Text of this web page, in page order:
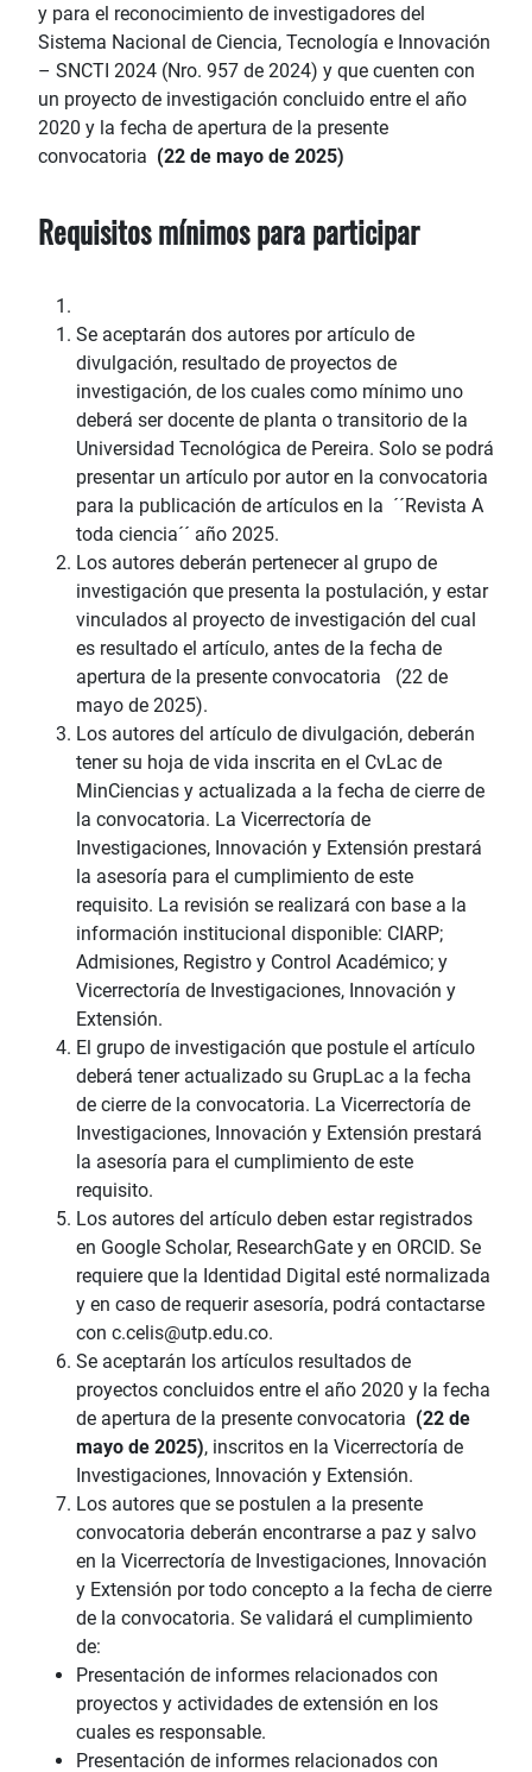
y para el reconocimiento de investigadores del
Sistema Nacional de Ciencia, Tecnología e Innovación
– SNCTI 2024 (Nro. 957 de 2024) y que cuenten con
un proyecto de investigación concluido entre el año
2020 y la fecha de apertura de la presente
convocatoria (22 de mayo de 2025)
Requisitos mínimos para participar
Se aceptarán dos autores por artículo de
divulgación, resultado de proyectos de
investigación, de los cuales como mínimo uno
deberá ser docente de planta o transitorio de la
Universidad Tecnológica de Pereira. Solo se podrá
presentar un artículo por autor en la convocatoria
para la publicación de artículos en la ´´Revista A
toda ciencia´´ año 2025.
Los autores deberán pertenecer al grupo de
investigación que presenta la postulación, y estar
vinculados al proyecto de investigación del cual
es resultado el artículo, antes de la fecha de
apertura de la presente convocatoria (22 de
mayo de 2025).
Los autores del artículo de divulgación, deberán
tener su hoja de vida inscrita en el CvLac de
MinCiencias y actualizada a la fecha de cierre de
la convocatoria. La Vicerrectoría de
Investigaciones, Innovación y Extensión prestará
la asesoría para el cumplimiento de este
requisito. La revisión se realizará con base a la
información institucional disponible: CIARP;
Admisiones, Registro y Control Académico; y
Vicerrectoría de Investigaciones, Innovación y
Extensión.
El grupo de investigación que postule el artículo
deberá tener actualizado su GrupLac a la fecha
de cierre de la convocatoria. La Vicerrectoría de
Investigaciones, Innovación y Extensión prestará
la asesoría para el cumplimiento de este
requisito.
Los autores del artículo deben estar registrados
en Google Scholar, ResearchGate y en ORCID. Se
requiere que la Identidad Digital esté normalizada
y en caso de requerir asesoría, podrá contactarse
con c.celis@utp.edu.co.
Se aceptarán los artículos resultados de
proyectos concluidos entre el año 2020 y la fecha
de apertura de la presente convocatoria (22 de
mayo de 2025), inscritos en la Vicerrectoría de
Investigaciones, Innovación y Extensión.
Los autores que se postulen a la presente
convocatoria deberán encontrarse a paz y salvo
en la Vicerrectoría de Investigaciones, Innovación
y Extensión por todo concepto a la fecha de cierre
de la convocatoria. Se validará el cumplimiento
de:
Presentación de informes relacionados con
proyectos y actividades de extensión en los
cuales es responsable.
Presentación de informes relacionados con